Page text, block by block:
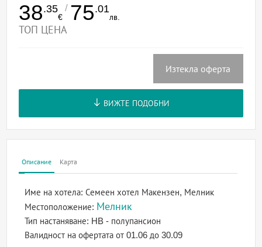
38.35
€
/ 75.01
лв.
ТОП ЦЕНА
Изтекла оферта
ВИЖТЕ ПОДОБНИ
Описание Карта
Име на хотела:Семеен хотел Макензен, Мелник
Местоположение: Мелник
Тип настаняване: HB - полупансион
Валидност на офертатаот 01.06 до 30.09